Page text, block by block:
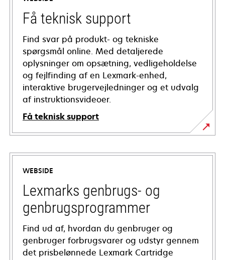
Få teknisk support
Find svar på produkt- og tekniske
spørgsmål online. Med detaljerede
oplysninger om opsætning, vedligeholdelse
og fejlfinding af en Lexmark-enhed,
interaktive brugervejledninger og et udvalg
af instruktionsvideoer.
Få teknisk support
opens
in
new
tab
WEBSIDE
Lexmarks genbrugs- og
genbrugsprogrammer
Find ud af, hvordan du genbruger og
genbruger forbrugsvarer og udstyr gennem
det prisbelønnede Lexmark Cartridge